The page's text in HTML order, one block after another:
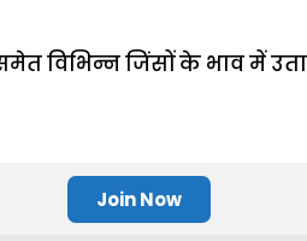
Join Now